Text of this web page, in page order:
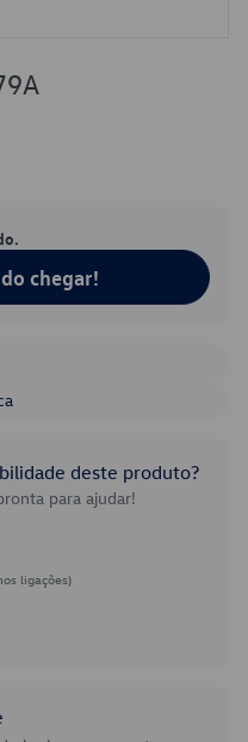
chegar!
deste produto?
para ajudar!
ligações)